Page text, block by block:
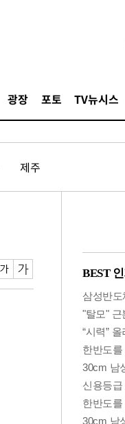
광장 포토 TV뉴시스
제주